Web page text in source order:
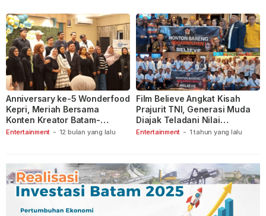
Entertainment - 12 bulan yang lalu
Anniversary ke-5 Wonderfood
Kepri, Meriah Bersama
Konten Kreator Batam-
Tanjungpinang
Entertainment - 1 tahun yang lalu
Film Believe Angkat Kisah
Prajurit TNI, Generasi Muda
Diajak Teladani Nilai
Keberanian